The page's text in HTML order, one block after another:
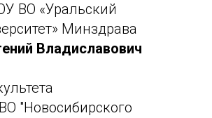
ВО «Уральский
Минздрава
Владиславович
"Новосибирского